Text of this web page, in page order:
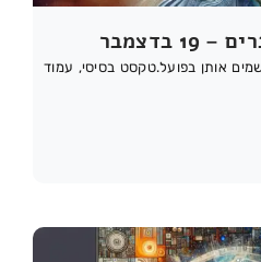
בדצמבר
אותן בפועל.טקסט בסיסי, עמוד